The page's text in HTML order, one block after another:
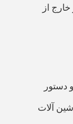
از
دستور
آلات